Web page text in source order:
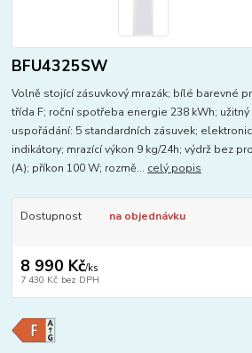
BFU4325SW
Volně stojící zásuvkový mrazák; bílé barevné
třída F; roční spotřeba energie 238 kWh;
uspořádání: 5 standardních zásuvek;
indikátory; mrazící výkon 9 kg/24h; výdrž bez
(A); příkon 100 W; rozmě... celý popis
Dostupnost na objednávku
8 990 Kč/ks
7 430 Kč bez DPH